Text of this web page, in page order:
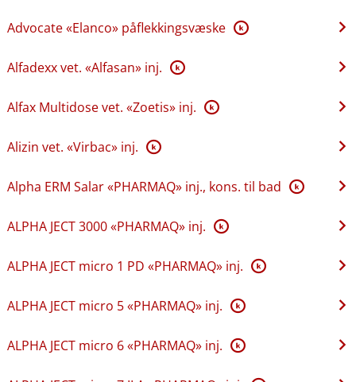
Advocate «Elanco» påflekkingsvæske K
Alfadexx vet. «Alfasan» inj. K
Alfax Multidose vet. «Zoetis» inj. K
Alizin vet. «Virbac» inj. K
Alpha ERM Salar «PHARMAQ» inj., kons. til bad K
ALPHA JECT 3000 «PHARMAQ» inj. K
ALPHA JECT micro 1 PD «PHARMAQ» inj. K
ALPHA JECT micro 5 «PHARMAQ» inj. K
ALPHA JECT micro 6 «PHARMAQ» inj. K